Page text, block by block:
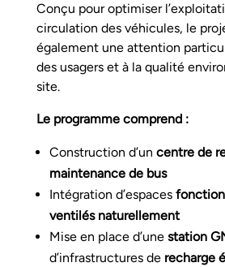
Conçu pour optimiser
circulation des véhicules, le
également une attention
des usagers et à la qualité
site.
Le programme comprend :
Construction d’un centre de
maintenance de bus
Intégration d’espaces
ventilés naturellement
Mise en place d’une station
d’infrastructures de recharge